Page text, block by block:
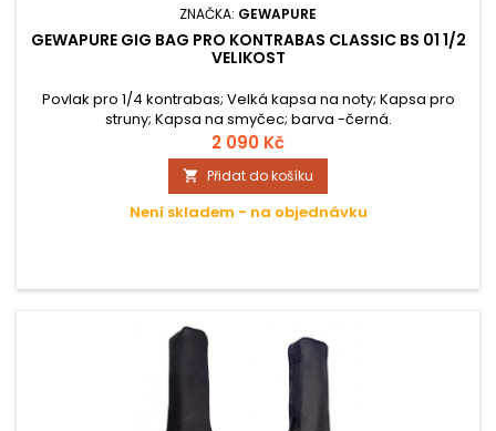
ZNAČKA: GEWAPURE
GEWAPURE GIG BAG PRO KONTRABAS CLASSIC BS 01 1/2
VELIKOST
Povlak pro 1/4 kontrabas; Velká kapsa na noty; Kapsa pro
struny; Kapsa na smyčec; barva -černá.
2 090 Kč
 Přidat do košíku
Není skladem - na objednávku